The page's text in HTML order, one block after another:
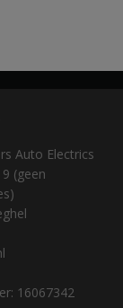
Auto Electrics
(geen
16067342